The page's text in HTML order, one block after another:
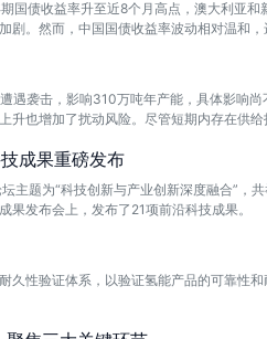
国债收益率升至近8个月高点，澳大利亚
。然而，中国国债收益率波动相对温和，
遇袭击，影响310万吨年产能，具体影响
升也增加了扰动风险。尽管短期内存在供
成果重磅发布
题为“科技创新与产业创新深度融合”，共
发布会上，发布了21项前沿科技成果。
久性验证体系，以验证氢能产品的可靠性